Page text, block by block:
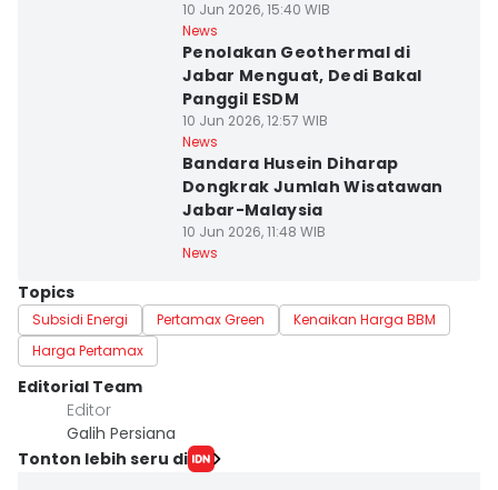
10 Jun 2026, 15:40 WIB
News
Penolakan Geothermal di
Jabar Menguat, Dedi Bakal
Panggil ESDM
10 Jun 2026, 12:57 WIB
News
Bandara Husein Diharap
Dongkrak Jumlah Wisatawan
Jabar-Malaysia
10 Jun 2026, 11:48 WIB
News
Topics
Subsidi Energi Pertamax Green
Kenaikan Harga BBM
Harga Pertamax
Editorial Team
Editor
Galih Persiana
Tonton lebih seru di